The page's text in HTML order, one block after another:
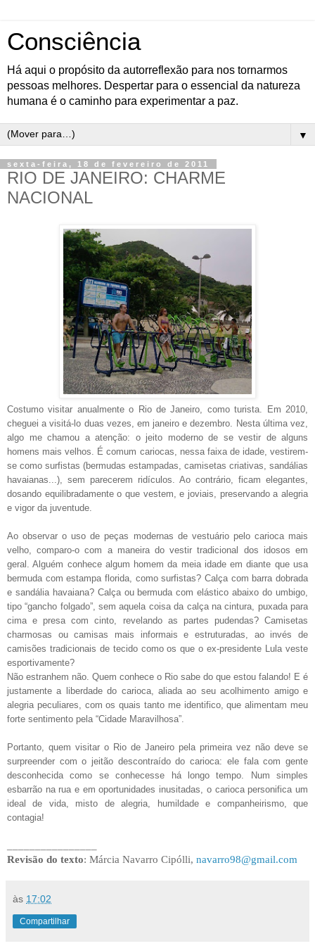
Consciência
Há aqui o propósito da autorreflexão para nos tornarmos
pessoas melhores. Despertar para o essencial da natureza
humana é o caminho para experimentar a paz.
▼
sexta-feira, 18 de fevereiro de 2011
RIO DE JANEIRO: CHARME
NACIONAL
Costumo visitar anualmente o Rio de Janeiro, como turista. Em 2010,
cheguei a visitá-lo duas vezes, em janeiro e dezembro. Nesta última vez,
algo me chamou a atenção: o jeito moderno de se vestir de alguns
homens mais velhos. É comum cariocas, nessa faixa de idade, vestirem-
se como surfistas (bermudas estampadas, camisetas criativas, sandálias
havaianas...), sem parecerem ridículos. Ao contrário, ficam elegantes,
dosando equilibradamente o que vestem, e joviais, preservando a alegria
e vigor da juventude.
Ao observar o uso de peças modernas de vestuário pelo carioca mais
velho, comparo-o com a maneira do vestir tradicional dos idosos em
geral. Alguém conhece algum homem da meia idade em diante que usa
bermuda com estampa florida, como surfistas? Calça com barra dobrada
e sandália havaiana? Calça ou bermuda com elástico abaixo do umbigo,
tipo “gancho folgado”, sem aquela coisa da calça na cintura, puxada para
cima e presa com cinto, revelando as partes pudendas? Camisetas
charmosas ou camisas mais informais e estruturadas, ao invés de
camisões tradicionais de tecido como os que o ex-presidente Lula veste
esportivamente?
Não estranhem não. Quem conhece o Rio sabe do que estou falando! E é
justamente a liberdade do carioca, aliada ao seu acolhimento amigo e
alegria peculiares, com os quais tanto me identifico, que alimentam meu
forte sentimento pela “Cidade Maravilhosa”.
Portanto, quem visitar o Rio de Janeiro pela primeira vez não deve se
surpreender com o jeitão descontraído do carioca: ele fala com gente
desconhecida como se conhecesse há longo tempo. Num simples
esbarrão na rua e em oportunidades inusitadas, o carioca personifica um
ideal de vida, misto de alegria, humildade e companheirismo, que
contagia!
Revisão do texto: Márcia Navarro Cipólli, navarro98@gmail.com
às 17:02
Compartilhar